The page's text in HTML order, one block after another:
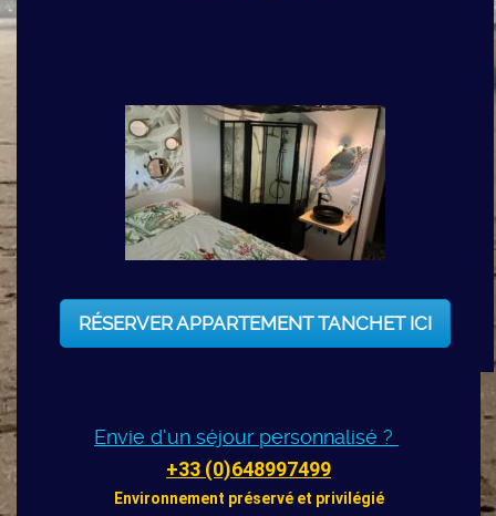
RÉSERVER APPARTEMENT TANCHET ICI
Envie d’un séjour personnalisé ?
+33 (0)648997499
Environnement préservé et privilégié